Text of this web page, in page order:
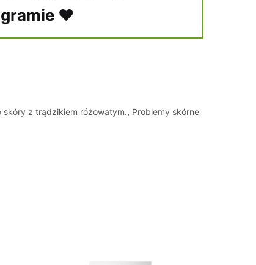
♥
z trądzikiem różowatym., Problemy skórne